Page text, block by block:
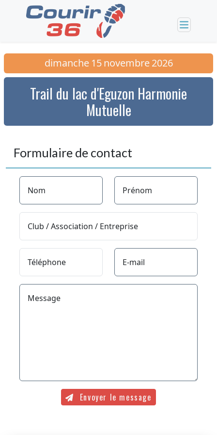
dimanche 15 novembre 2026
Trail du lac d'Eguzon Harmonie
Mutuelle
Formulaire de contact
Nom Prénom
Club / Association / Entreprise
Téléphone E-mail
Message
Envoyer le message